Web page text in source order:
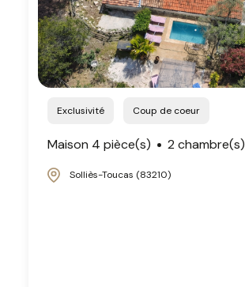
Exclusivité Coup de coeur
Maison 4 pièce(s) 2 chambre(s)
Solliès-Toucas (83210)